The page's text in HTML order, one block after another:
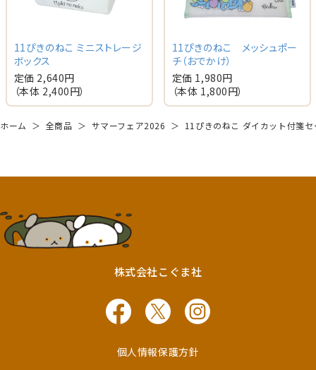
11ぴきのねこ ミニストレージ
ボックス
定価 2,640円
（本体 2,400円）
11ぴきのねこ メッシュポー
チ（おでかけ）
定価 1,980円
（本体 1,800円）
ホーム ＞ 全商品 ＞ サマーフェア2026 ＞ 11ぴきのねこ ダイカット付箋セ
株式会社こぐま社
個人情報保護方針